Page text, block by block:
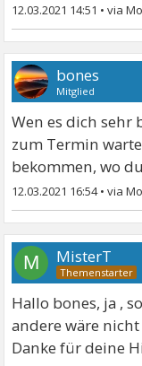
12.03.2021 14:51 •
bones
Mitglied
Wen es dich
zum Termin
bekommen, wo
12.03.2021 16:54•
M MisterT
Hallo bones, ja ,
andere wäre
Danke für deine